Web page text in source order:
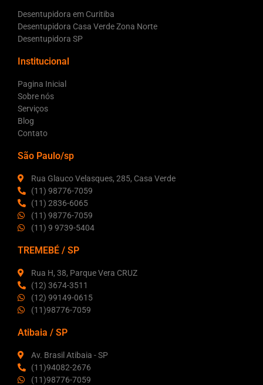
Desentupidora em Curitiba
Desentupidora Casa Verde Zona Norte
Desentupidora SP
Institucional
Pagina Inicial
Sobre nós
Serviços
Blog
Contato
São Paulo/sp
Rua Glauco Velasques, 285, Casa Verde
(11) 98776-7059
(11) 2836-6065
(11) 98776-7059
(11) 9 9739-5404
TREMEBÉ / SP
Rua H, 38, Parque Vera CRUZ
(12) 3674-3511
(12) 99149-0615
(11)98776-7059
Atibaia / SP
Av. Brasil Atibaia - SP
(11)94082-2676
(11)98776-7059